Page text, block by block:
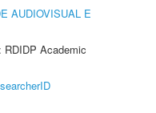
AUDIOVISUAL E
Academic